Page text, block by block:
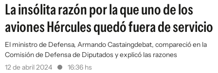
La insólita razón por la que uno de los
aviones Hércules quedó fuera de servicio
El ministro de Defensa, Armando Castaingdebat, compareció en la
Comisión de Defensa de Diputados y explicó las razones
12 de abril 2024
16:36 hs